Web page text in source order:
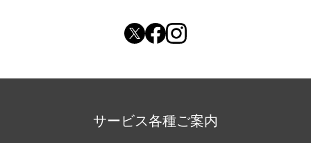
サービス各種ご案内